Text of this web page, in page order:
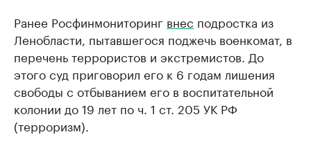
Ранее Росфинмониторинг внес подростка из
Ленобласти, пытавшегося поджечь военкомат, в
перечень террористов и экстремистов. До
этого суд приговорил его к 6 годам лишения
свободы с отбыванием его в воспитательной
колонии до 19 лет по ч. 1 ст. 205 УК РФ
(терроризм).